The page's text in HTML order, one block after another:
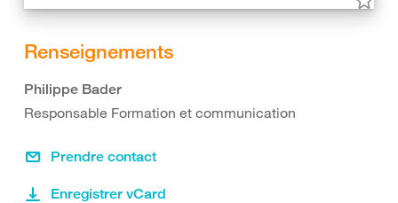
Renseignements
Philippe Bader
Responsable Formation et communication
Prendre contact
Enregistrer vCard